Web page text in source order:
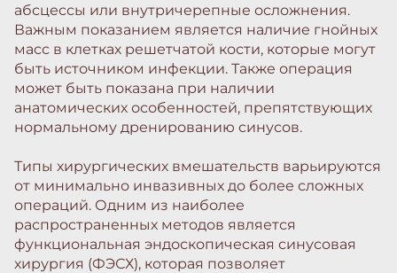
абсцессы или внутричерепные осложнения.
Важным показанием является наличие гнойных
масс в клетках решетчатой кости, которые могут
быть источником инфекции. Также операция
может быть показана при наличии
анатомических особенностей, препятствующих
нормальному дренированию синусов.
Типы хирургических вмешательств варьируются
от минимально инвазивных до более сложных
операций. Одним из наиболее
распространенных методов является
функциональная эндоскопическая синусовая
хирургия (ФЭСХ), которая позволяет